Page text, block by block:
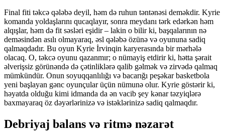
Final fiti təkcə qələbə deyil, həm də ruhun təntənəsi deməkdir. Kyrie
komanda yoldaşlarını qucaqlayır, sonra meydanı tərk edərkən həm
alqışlar, həm də fit səsləri eşidir – lakin o bilir ki, başqalarının nə
deməsindən asılı olmayaraq, əsl qələbə özünə və oyununa sadiq
qalmaqdadır. Bu oyun Kyrie İrvinqin karyerasında bir mərhələ
olacaq. O, təkcə oyunu qazanmır; o nümayiş etdirir ki, hətta şərait
əlverişsiz görünəndə də çətinliklərə qalib gəlmək və zirvədə qalmaq
mümkündür. Onun soyuqqanlılığı və bacarığı peşəkar basketbola
yeni başlayan gənc oyunçular üçün nümunə olur. Kyrie göstərir ki,
həyatda olduğu kimi idmanda da ən vacib şey kənar təzyiqlərə
baxmayaraq öz dəyərlərinizə və istəklərinizə sadiq qalmaqdır.
Debriyaj balans və ritmə nəzarət